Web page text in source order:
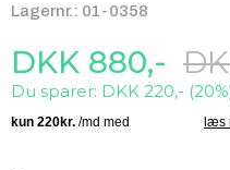
Lagernr.: 01-0358
Du sparer: DKK 220,-
DKK 880,-